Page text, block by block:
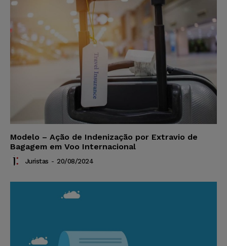
Modelo – Ação de Indenização por Extravio de
Bagagem em Voo Internacional
Juristas - 20/08/2024